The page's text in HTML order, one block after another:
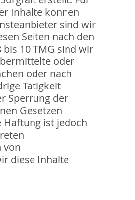
Inhalte können
sind wir
Seiten nach den
10 TMG sind wir
oder
oder nach
Tätigkeit
Sperrung der
Gesetzen
Haftung ist jedoch
von
diese Inhalte